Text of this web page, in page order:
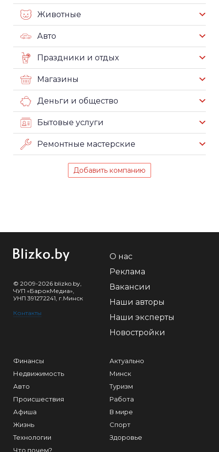
Животные
Авто
Праздники и отдых
Магазины
Деньги и общество
Бытовые услуги
Ремонтные мастерские
Добавить компанию
© 2009-2026 blizko.by,
ЧУП «БарокМедиа»,
УНП 391272241, г.Минск
Контакты
О нас
Реклама
Вакансии
Наши авторы
Наши эксперты
Новостройки
Финансы
Недвижимость
Авто
Происшествия
Афиша
Жизнь
Технологии
Что почем?
Актуально
Минск
Туризм
Работа
В мире
Спорт
Здоровье